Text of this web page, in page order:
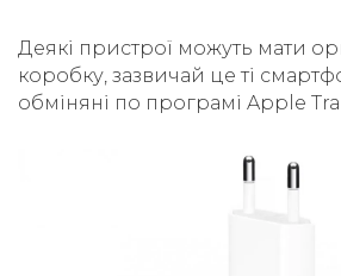
Деякі пристрої можуть мати
коробку, зазвичай це ті
обміняні по програмі Apple